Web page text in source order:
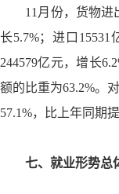
11 月份，货物进
长5.7%；进口 15531
244579亿元，增长
额的比重为63.2%。
57.1%，比上年同期
七、就业形势总体